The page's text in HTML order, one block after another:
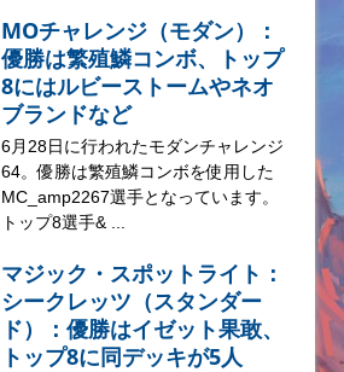
MOチャレンジ（モダン）：
優勝は繁殖鱗コンボ、トップ
8にはルビーストームやネオ
ブランドなど
6月28日に行われたモダンチャレンジ
64。優勝は繁殖鱗コンボを使用した
MC_amp2267選手となっています。
トップ8選手& ...
マジック・スポットライト：
シークレッツ（スタンダー
ド）：優勝はイゼット果敢、
トップ8に同デッキが5人